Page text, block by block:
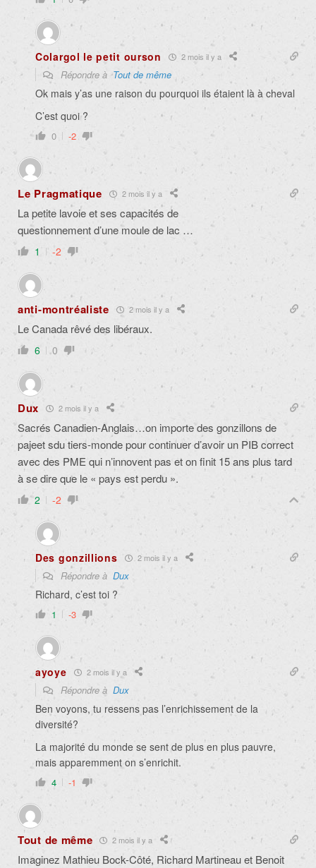
Colargol le petit ourson 2 mois il y a
Répondre àTout de même
Ok mais y’as une raison du pourquoi ils étaient là à cheval
C’est quoi ?
0 -2
Le Pragmatique 2 mois il y a
La petite lavoie et ses capacités de
questionnement d’une moule de lac …
1 -2
anti-montréaliste 2 mois il y a
Le Canada rêvé des libéraux.
6 0
Dux 2 mois il y a
Sacrés Canadien-Anglais…on importe des gonzillons de
pajeet sdu tiers-monde pour continuer d’avoir un PIB correct
avec des PME qui n’innovent pas et on finit 15 ans plus tard
à se dire que le « pays est perdu ».
2 -2
Des gonzillions 2 mois il y a
Répondre à Dux
Richard, c’est toi ?
1 -3
ayoye 2 mois il y a
Répondre à Dux
Ben voyons, tu ressens pas l’enrichissement de la
diversité?
La majorité du monde se sent de plus en plus pauvre,
mais apparemment on s’enrichit.
4 -1
Tout de même 2 mois il y a
Imaginez Mathieu Bock-Côté, Richard Martineau et Benoit